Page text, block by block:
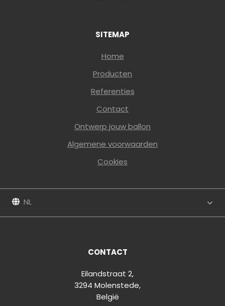
SITEMAP
Home
Producten
Referenties
Contact
Ontwerp jouw ballon
Algemene voorwaarden
Cookies
NL
CONTACT
Eilandstraat 2,
3294 Molenstede,
België